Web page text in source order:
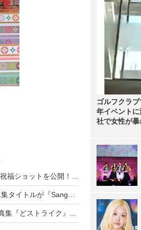
ゴルフクラ
年イベント
社で女性が暴